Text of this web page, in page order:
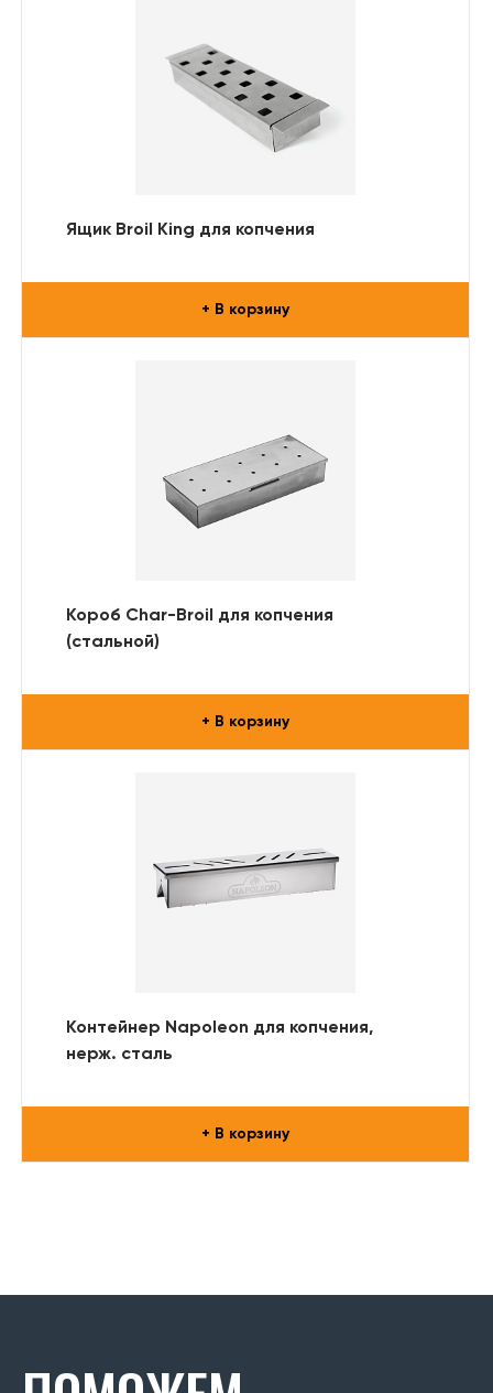
Ящик Broil King для копчения
+ В корзину
Короб Char-Broil для копчения
(стальной)
+ В корзину
Контейнер Napoleon для копчения,
нерж. сталь
+ В корзину